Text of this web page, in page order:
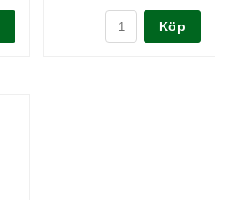
Köp